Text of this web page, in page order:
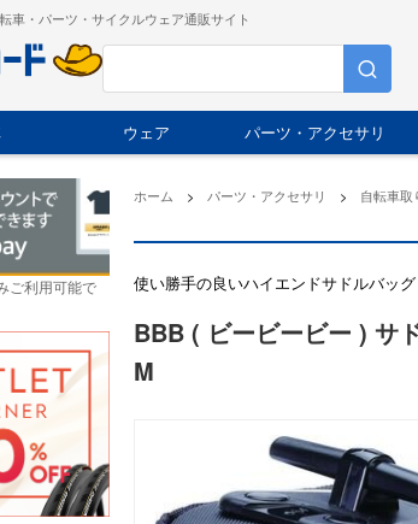
車・パーツ・サイクルウェア通販サイト
ウェア パーツ・アクセサリ
ホーム > パーツ・アクセサリ > 自転車取
使い勝手の良いハイエンドサドルバッグ
BBB ( ビービービー ) サ
M
ご利用可能で